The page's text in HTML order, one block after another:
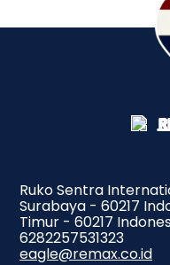
Ruko Sentra
Surabaya - 60217
Timur - 60217
6282257531323
eagle@remax.co.id